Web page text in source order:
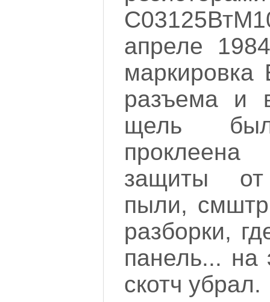
апреле
разъема и
щель
защиты от
пыли,
разборки,
панель... на
скотч убрал.